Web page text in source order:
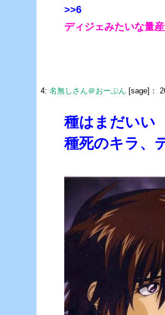
>>6
ディジェみたいな量
4: 名無しさん＠おーぷん [sage]：
種はまだいい
種死のキラ、